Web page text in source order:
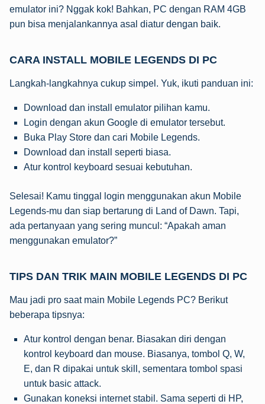
emulator ini? Nggak kok! Bahkan, PC dengan RAM 4GB
pun bisa menjalankannya asal diatur dengan baik.
CARA INSTALL MOBILE LEGENDS DI PC
Langkah-langkahnya cukup simpel. Yuk, ikuti panduan ini:
Download dan install emulator pilihan kamu.
Login dengan akun Google di emulator tersebut.
Buka Play Store dan cari Mobile Legends.
Download dan install seperti biasa.
Atur kontrol keyboard sesuai kebutuhan.
Selesai! Kamu tinggal login menggunakan akun Mobile
Legends-mu dan siap bertarung di Land of Dawn. Tapi,
ada pertanyaan yang sering muncul: “Apakah aman
menggunakan emulator?”
TIPS DAN TRIK MAIN MOBILE LEGENDS DI PC
Mau jadi pro saat main Mobile Legends PC? Berikut
beberapa tipsnya:
Atur kontrol dengan benar. Biasakan diri dengan
kontrol keyboard dan mouse. Biasanya, tombol Q, W,
E, dan R dipakai untuk skill, sementara tombol spasi
untuk basic attack.
Gunakan koneksi internet stabil. Sama seperti di HP,